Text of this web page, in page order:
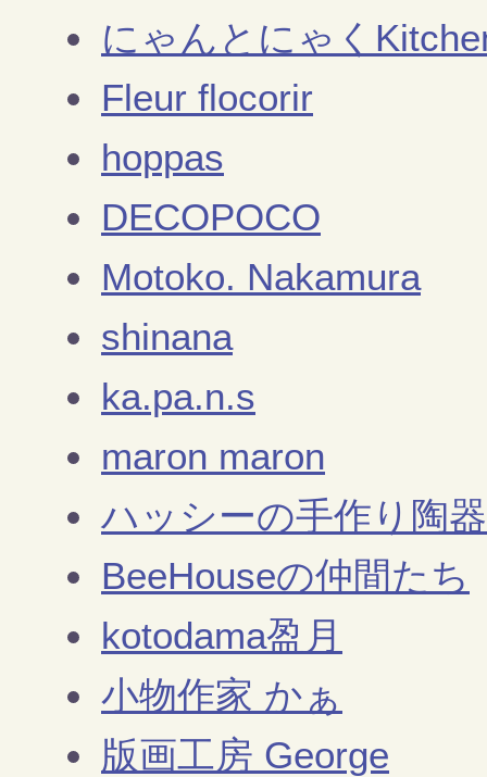
にゃんとにゃく
Fleur flocorir
hoppas
DECOPOCO
Motoko. Nakamura
shinana
ka.pa.n.s
maron maron
ハッシーの手作り陶器
BeeHouseの仲間たち
kotodama盈月
小物作家 かぁ
版画工房 George